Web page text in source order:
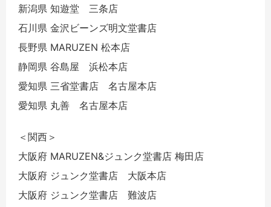
新潟県 知遊堂 三条店
石川県 金沢ビーンズ明文堂書店
長野県 MARUZEN 松本店
静岡県 谷島屋 浜松本店
愛知県 三省堂書店 名古屋本店
愛知県 丸善 名古屋本店
＜関西＞
大阪府 MARUZEN&ジュンク堂書店 梅田店
大阪府 ジュンク堂書店 大阪本店
大阪府 ジュンク堂書店 難波店